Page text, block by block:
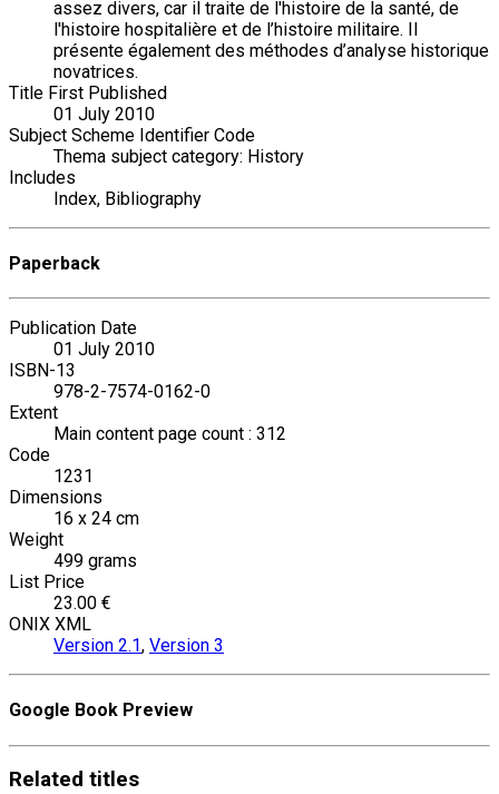
assez divers, car il traite de l'histoire de la santé, de
l'histoire hospitalière et de l’histoire militaire. Il
présente également des méthodes d’analyse historique
novatrices.
Title First Published
01 July 2010
Subject Scheme Identifier Code
Thema subject category: History
Includes
Index, Bibliography
Paperback
Publication Date
01 July 2010
ISBN-13
978-2-7574-0162-0
Extent
Main content page count : 312
Code
1231
Dimensions
16 x 24 cm
Weight
499 grams
List Price
23.00 €
ONIX XML
Version 2.1, Version 3
Google Book Preview
Related titles